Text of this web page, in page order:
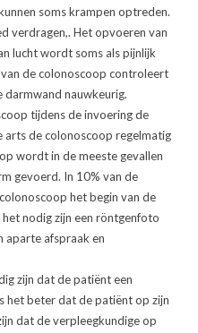
soms krampen optreden.
verdragen,. Het opvoeren van
lucht wordt soms als pijnlijk
de colonoscoop controleert
darmwand nauwkeurig.
tijdens de invoering de
de colonoscoop regelmatig
wordt in de meeste gevallen
gevoerd. In 10% van de
het begin van de
nodig zijn een röntgenfoto
aparte afspraak en
zijn dat de patiënt een
het beter dat de patiënt op zijn
dat de verpleegkundige op